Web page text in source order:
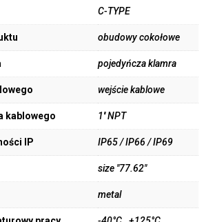
C-TYPE
obudowy cokołowe
pojedyńcza klamra
wejście kablowe
kablowego 1'' NPT
IP IP65 / IP66 / IP69
size "77.62"
metal